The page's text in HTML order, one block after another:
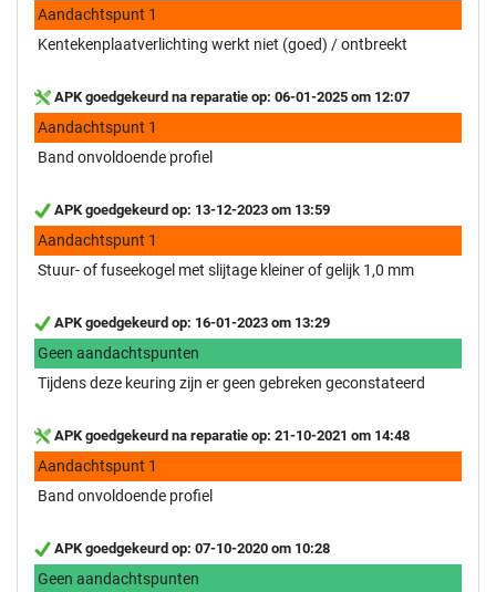
Aandachtspunt 1
Kentekenplaatverlichting werkt niet (goed) / ontbreekt
APK goedgekeurd na reparatie op: 06-01-2025 om 12:07
Aandachtspunt 1
Band onvoldoende profiel
APK goedgekeurd op: 13-12-2023 om 13:59
Aandachtspunt 1
Stuur- of fuseekogel met slijtage kleiner of gelijk 1,0 mm
APK goedgekeurd op: 16-01-2023 om 13:29
Geen aandachtspunten
Tijdens deze keuring zijn er geen gebreken geconstateerd
APK goedgekeurd na reparatie op: 21-10-2021 om 14:48
Aandachtspunt 1
Band onvoldoende profiel
APK goedgekeurd op: 07-10-2020 om 10:28
Geen aandachtspunten